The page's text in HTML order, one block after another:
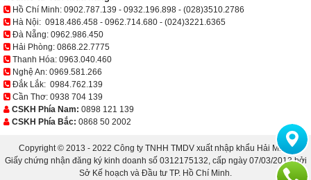
Hồ Chí Minh: 0902.787.139 - 0932.196.898 - (028)3510.2786
Hà Nội: 0918.486.458 - 0962.714.680 - (024)3221.6365
Đà Nẵng: 0962.986.450
Hải Phòng: 0868.22.7775
Thanh Hóa: 0963.040.460
Nghệ An: 0969.581.266
Đắk Lắk: 0984.762.139
Cần Thơ: 0938 704 139
CSKH Phía Nam: 0898 121 139
CSKH Phía Bắc: 0868 50 2002
Copyright © 2013 - 2022 Công ty TNHH TMDV xuất nhập khẩu Hải Minh.
Giấy chứng nhận đăng ký kinh doanh số 0312175132, cấp ngày 07/03/2013 bởi
Sở Kế hoạch và Đầu tư TP. Hồ Chí Minh.